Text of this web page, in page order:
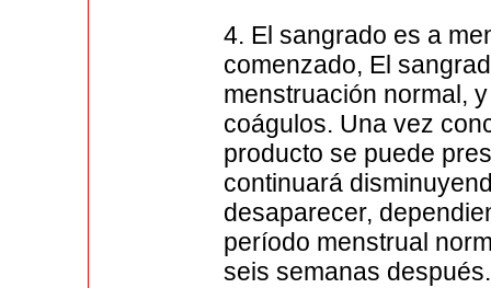
4. El sangrado es a
comenzado, El
menstruación normal,
coágulos. Una vez
producto se puede
continuará
desaparecer,
período menstrual
seis semanas después.